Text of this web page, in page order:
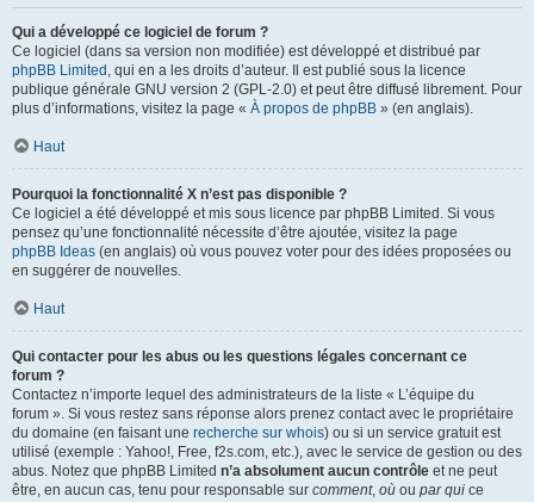
Qui a développé ce logiciel de forum ?
Ce logiciel (dans sa version non modifiée) est développé et distribué par
phpBB Limited , qui en a les droits d’auteur. Il est publié sous la licence
publique générale GNU version 2 (GPL-2.0) et peut être diffusé librement. Pour
plus d’informations, visitez la page « À propos de phpBB » (en anglais).
Haut
Pourquoi la fonctionnalité X n’est pas disponible ?
Ce logiciel a été développé et mis sous licence par phpBB Limited. Si vous
pensez qu’une fonctionnalité nécessite d’être ajoutée, visitez la page
phpBB Ideas (en anglais) où vous pouvez voter pour des idées proposées ou
en suggérer de nouvelles.
Haut
Qui contacter pour les abus ou les questions légales concernant ce
forum ?
Contactez n’importe lequel des administrateurs de la liste « L’équipe du
forum ». Si vous restez sans réponse alors prenez contact avec le propriétaire
du domaine (en faisant une recherche sur whois) ou si un service gratuit est
utilisé (exemple : Yahoo!, Free, f2s.com, etc.), avec le service de gestion ou des
abus. Notez que phpBB Limited n’a absolument aucun contrôle et ne peut
être, en aucun cas, tenu pour responsable sur comment, où ou par qui ce